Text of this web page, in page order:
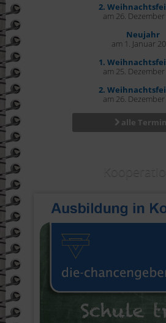
2.
am 26.
Neujahr
am 1. Januar
1.
am 25.
2.
am 26.
alle